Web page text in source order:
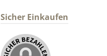
Sicher Einkaufen